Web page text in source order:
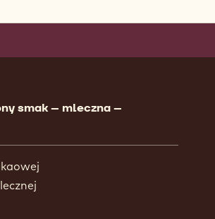
smak – mleczna –